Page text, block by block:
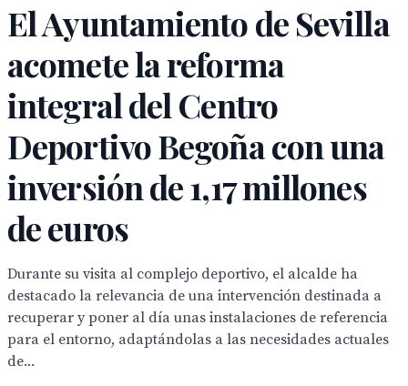
El Ayuntamiento de Sevilla
acomete la reforma
integral del Centro
Deportivo Begoña con una
inversión de 1,17 millones
de euros
Durante su visita al complejo deportivo, el alcalde ha
destacado la relevancia de una intervención destinada a
recuperar y poner al día unas instalaciones de referencia
para el entorno, adaptándolas a las necesidades actuales
de...